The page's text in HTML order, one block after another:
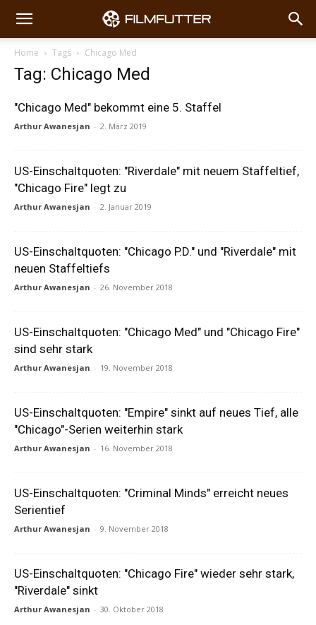
Home Tags Chicago Med
Tag: Chicago Med
"Chicago Med" bekommt eine 5. Staffel
Arthur Awanesjan - 2. März 2019
US-Einschaltquoten: "Riverdale" mit neuem Staffeltief,
"Chicago Fire" legt zu
Arthur Awanesjan - 2. Januar 2019
US-Einschaltquoten: "Chicago P.D." und "Riverdale" mit
neuen Staffeltiefs
Arthur Awanesjan - 26. November 2018
US-Einschaltquoten: "Chicago Med" und "Chicago Fire"
sind sehr stark
Arthur Awanesjan - 19. November 2018
US-Einschaltquoten: "Empire" sinkt auf neues Tief, alle
"Chicago"-Serien weiterhin stark
Arthur Awanesjan - 16. November 2018
US-Einschaltquoten: "Criminal Minds" erreicht neues
Serientief
Arthur Awanesjan - 9. November 2018
US-Einschaltquoten: "Chicago Fire" wieder sehr stark,
"Riverdale" sinkt
Arthur Awanesjan - 30. Oktober 2018